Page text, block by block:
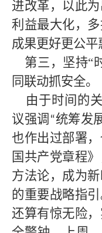
进改革，以此
利益最大化，
成果更好更公平
第三，坚持“
同联动抓安全。
由于时间的
议强调 “统筹发
也作出过部署
国共产党章程
方法论，成为
的重要战略指
还算有惊无险